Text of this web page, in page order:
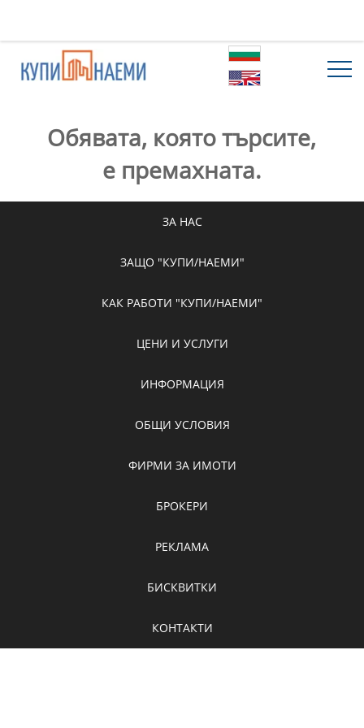
Обявата, която търсите,
е премахната.
ЗА НАС
ЗАЩО "КУПИ/НАЕМИ"
КАК РАБОТИ "КУПИ/НАЕМИ"
ЦЕНИ И УСЛУГИ
ИНФОРМАЦИЯ
ОБЩИ УСЛОВИЯ
ФИРМИ ЗА ИМОТИ
БРОКЕРИ
РЕКЛАМА
БИСКВИТКИ
КОНТАКТИ